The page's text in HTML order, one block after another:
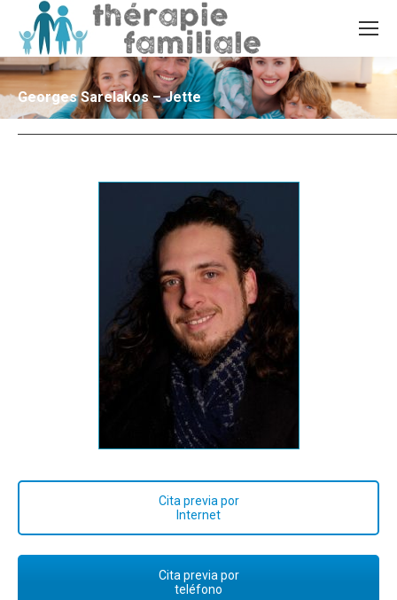
Georges Sarelakos – Jette
Cita previa por
Internet
Cita previa por
teléfono